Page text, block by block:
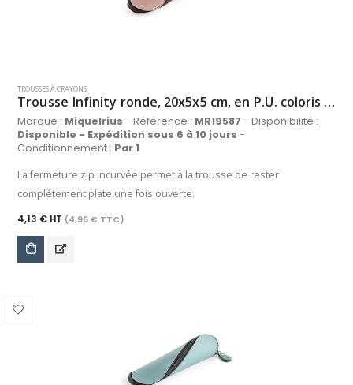
TROUSSES À CRAYONS
Trousse Infinity ronde, 20x5x5 cm, en P.U. coloris rose pastel
Marque : Miquelrius - Référence : MR19587 - Disponibilité :
Disponible - Expédition sous 6 à 10 jours -
Conditionnement : Par 1
La fermeture zip incurvée permet à la trousse de rester
complétement plate une fois ouverte.
4,13 € HT (4,96 € TTC)